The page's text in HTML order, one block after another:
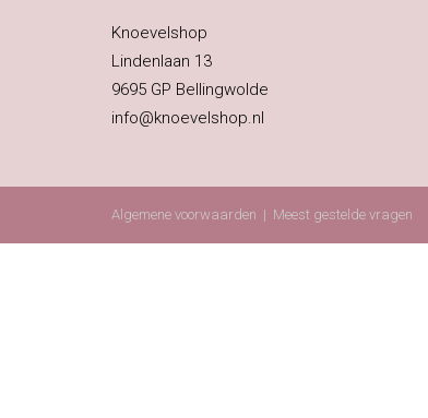
Knoevelshop
Lindenlaan 13
9695 GP Bellingwolde
info@knoevelshop.nl
Algemene voorwaarden | Meest gestelde vragen